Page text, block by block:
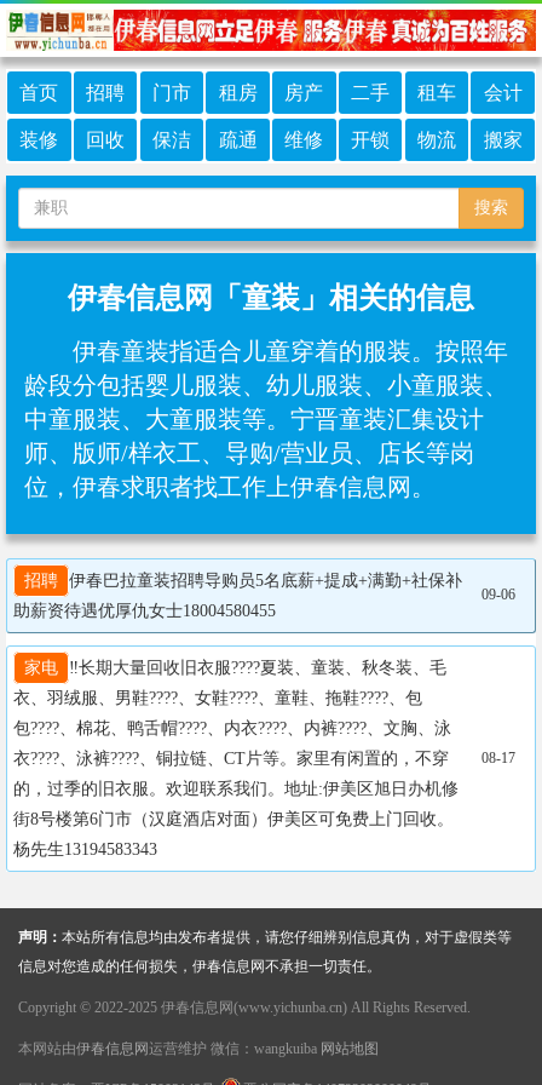
首页 招聘 门市 租房 房产 二手 租车 会计
装修 回收 保洁 疏通 维修 开锁 物流 搬家
搜索
伊春信息网「童装」相关的信息
伊春童装指适合儿童穿着的服装。按照年
龄段分包括婴儿服装、幼儿服装、小童服装、
中童服装、大童服装等。宁晋童装汇集设计
师、版师/样衣工、导购/营业员、店长等岗
位，伊春求职者找工作上伊春信息网。
招聘 伊春巴拉童装招聘导购员5名底薪+提成+满勤+社保补
助薪资待遇优厚仇女士18004580455
09-06
家电
‼️长期大量回收旧衣服????夏装、童装、秋冬装、毛
衣、羽绒服、男鞋????、女鞋????、童鞋、拖鞋????、包
包????、棉花、鸭舌帽????、内衣????、内裤????、文胸、泳
衣????、泳裤????、铜拉链、CT片等。家里有闲置的，不穿
的，过季的旧衣服。欢迎联系我们。地址:伊美区旭日办机修
街8号楼第6门市（汉庭酒店对面）伊美区可免费上门回收。
杨先生13194583343
08-17
声明： 本站所有信息均由发布者提供，请您仔细辨别信息真伪，对于虚假类等
信息对您造成的任何损失，伊春信息网不承担一切责任。
Copyright © 2022-2025 伊春信息网(www.yichunba.cn) All Rights Reserved.
本网站由伊春信息网 运营维护 微信：wangkuiba 网站地图